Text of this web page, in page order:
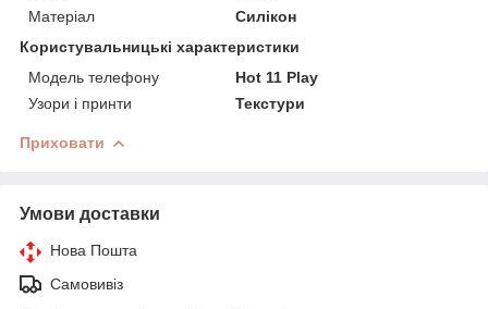
Матеріал
Силікон
Користувальницькі характеристики
Модель телефону
Hot 11 Play
Узори і принти
Текстури
Приховати
Умови доставки
Нова Пошта
Самовивіз